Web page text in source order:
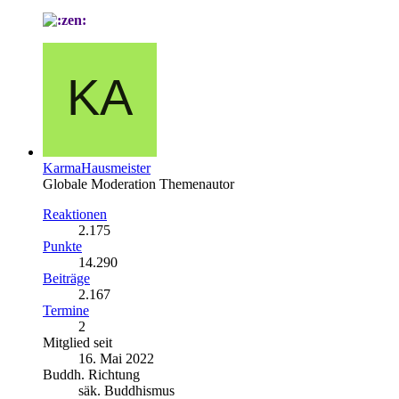
KarmaHausmeister
Globale Moderation Themenautor
Reaktionen
2.175
Punkte
14.290
Beiträge
2.167
Termine
2
Mitglied seit
16. Mai 2022
Buddh. Richtung
säk. Buddhismus